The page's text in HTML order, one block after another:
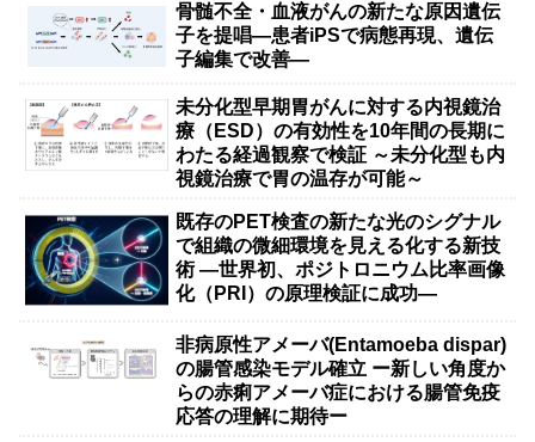
骨髄不全・血液がんの新たな原因遺伝
子を提唱―患者iPSで病態再現、遺伝
子編集で改善―
未分化型早期胃がんに対する内視鏡治
療（ESD）の有効性を10年間の長期に
わたる経過観察で検証 ～未分化型も内
視鏡治療で胃の温存が可能～
既存のPET検査の新たな光のシグナル
で組織の微細環境を見える化する新技
術 ―世界初、ポジトロニウム比率画像
化（PRI）の原理検証に成功―
非病原性アメーバ(Entamoeba dispar)
の腸管感染モデル確立 ー新しい角度か
らの赤痢アメーバ症における腸管免疫
応答の理解に期待ー